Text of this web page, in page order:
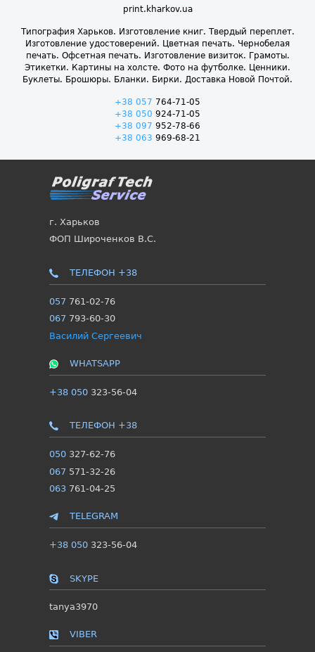
print.kharkov.ua
Типография Харьков. Изготовление книг. Твердый переплет.
Изготовление удостоверений. Цветная печать. Чернобелая
печать. Офсетная печать. Изготовление визиток. Грамоты.
Этикетки. Картины на холсте. Фото на футболке. Ценники.
Буклеты. Брошюры. Бланки. Бирки. Доставка Новой Почтой.
+38 057 764-71-05
+38 050 924-71-05
+38 097 952-78-66
+38 063 969-68-21
г. Харьков
ФОП Широченков В.С.
ТЕЛЕФОН +38
057 761-02-76
067 793-60-30
Василий Сергеевич
WHATSAPP
+38 050323-56-04
ТЕЛЕФОН +38
050327-62-76
067 571-32-26
063761-04-25
TELEGRAM
+38 050323-56-04
SKYPE
tanya3970
VIBER